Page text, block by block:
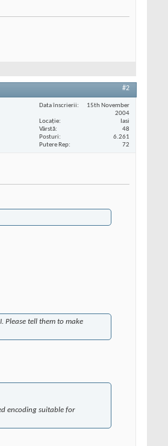
#2
Data înscrierii
15th November
2004
Locaţie
Iasi
Vârstă
48
Posturi
6.261
Putere Rep
72
Please tell them to make
encoding suitable for